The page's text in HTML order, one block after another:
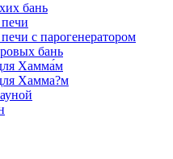
бань
с парогенератором
бань
Хамма́м
Хамма?м